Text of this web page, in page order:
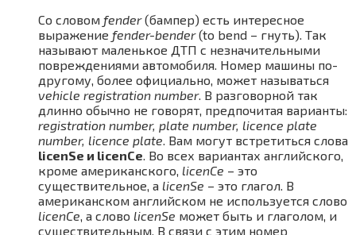
Со словом fender(бампер) есть интересное
выражение fender-bender(to bend – гнуть). Так
называют маленькое ДТП с незначительными
повреждениями автомобиля. Номер машины по-
другому, более официально, может называться
vehicle registration number. В разговорной так
длинно обычно не говорят, предпочитая варианты:
registration number, plate number, licence plate
number, licence plate . Вам могут встретиться слова
licenSe и licenCe . Во всех вариантах английского,
кроме американского, licenCe – это
существительное, а licenSe – это глагол. В
американском английском не используется слово
licenCe , а слово licenSe может быть и глаголом, и
существительным. В связи с этим номер